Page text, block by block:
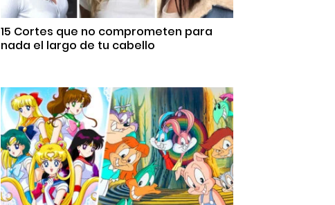
15 Cortes que no comprometen para
nada el largo de tu cabello